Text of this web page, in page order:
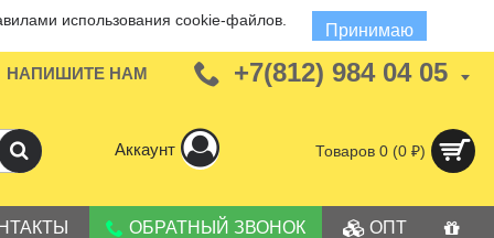
использования cookie-файлов.
Принимаю
НАПИШИТЕ НАМ +7(812) 984 04 05
Аккаунт Товаров 0 (0 ₽)
ОБРАТНЫЙ ЗВОНОК ОПТ